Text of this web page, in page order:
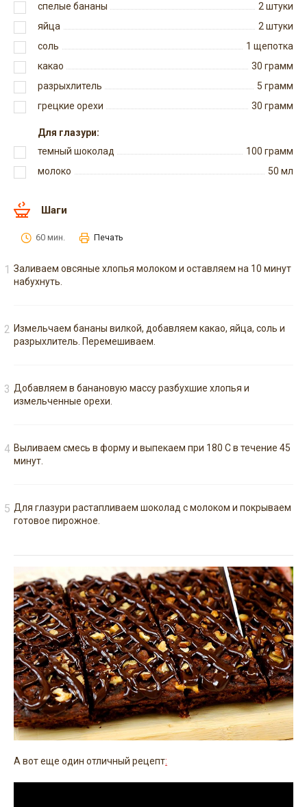
спелые бананы
2штуки
яйца
2штуки
соль
1 щепотка
какао
30 грамм
разрыхлитель
5 грамм
грецкие орехи
30 грамм
Для глазури:
темный шоколад
100 грамм
молоко
50 мл
Шаги
60 мин. Печать
Заливаем овсяные хлопья молоком и оставляем на 10 минут
набухнуть.
Измельчаем бананы вилкой, добавляем какао, яйца, соль и
разрыхлитель. Перемешиваем.
Добавляем в банановую массу разбухшие хлопья и
измельченные орехи.
Выливаем смесь в форму и выпекаем при 180 С в течение 45
минут.
Для глазури растапливаем шоколад с молоком и покрываем
готовое пирожное.
А вот еще один отличный рецепт: